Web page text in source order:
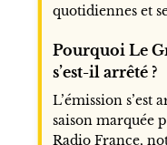
quotidiennes et
Pourquoi Le
s’est-il arrêté ?
L’émission s’est
saison marquée
Radio France,